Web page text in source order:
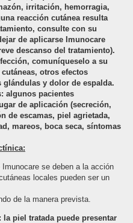
irritación, hemorragia,
reacción cutánea resulta
consulte con su
de aplicarse Imunocare
descanso del tratamiento).
comuníqueselo a su
otros efectos
y dolor de espalda.
algunos pacientes
de aplicación (secreción,
de escamas, piel agrietada,
mareos, boca seca, síntomas
se deben a la acción
locales pueden ser un
de la manera prevista.
la piel tratada puede presentar